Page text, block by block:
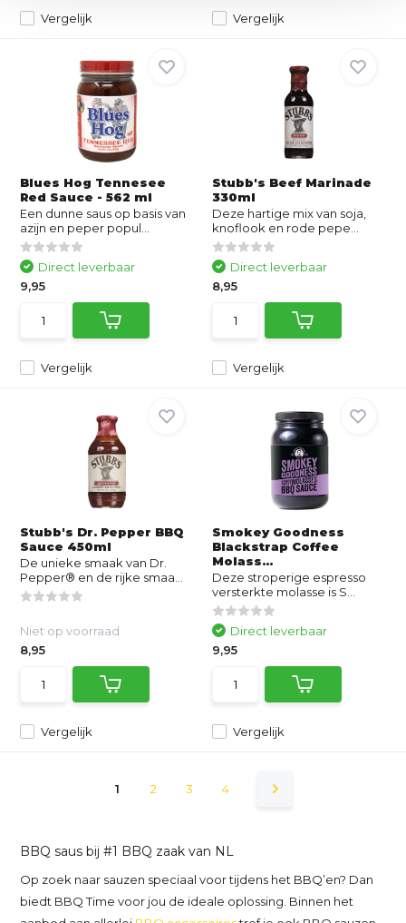
Vergelijk Vergelijk
Blues Hog Tennesee
Red Sauce - 562 ml
Een dunne saus op basis van
azijn en peper popul...
Vergelijk
Direct leverbaar
9,95
Stubb's Beef Marinade
330ml
Deze hartige mix van soja,
knoflook en rode pepe...
Vergelijk
Direct leverbaar
8,95
Stubb's Dr. Pepper BBQ
Sauce 450ml
De unieke smaak van Dr.
Pepper® en de rijke smaa...
Vergelijk
Niet op voorraad
8,95
Smokey Goodness
Blackstrap Coffee
Molass...
Deze stroperige espresso
versterkte molasse is S...
Vergelijk
Direct leverbaar
9,95
1 2 3 4
BBQ saus bij #1 BBQ zaak van NL
Op zoek naar sauzen speciaal voor tijdens het BBQ’en? Dan
biedt BBQ Time voor jou de ideale oplossing. Binnen het